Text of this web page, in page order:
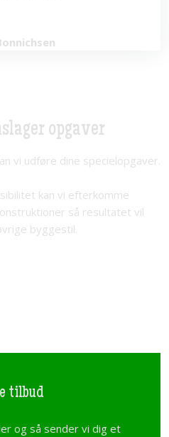
opgaver
vi udføre dine specielopgaver.
kan vi efterkomme
så resultatet vil
byggestil.​
tilbud
og så sender vi dig et